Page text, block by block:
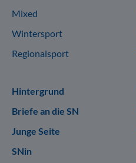
Mixed
Wintersport
Regionalsport
Hintergrund
Briefe an die SN
Junge Seite
SNin